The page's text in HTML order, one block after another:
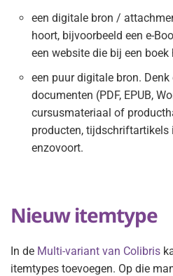
een digitale bron /
hoort, bijvoorbeeld een e-
een website die bij een boek
een puur digitale bron.
documenten (PDF, EPUB,
cursusmateriaal of
producten, tijdschriftartikels
enzovoort.
Nieuw itemtype
In de Multi-variant van Colibris
itemtypes toevoegen. Op die